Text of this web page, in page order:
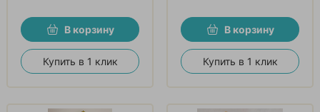
В корзину
Купить в 1 клик
В корзину
Купить в 1 клик